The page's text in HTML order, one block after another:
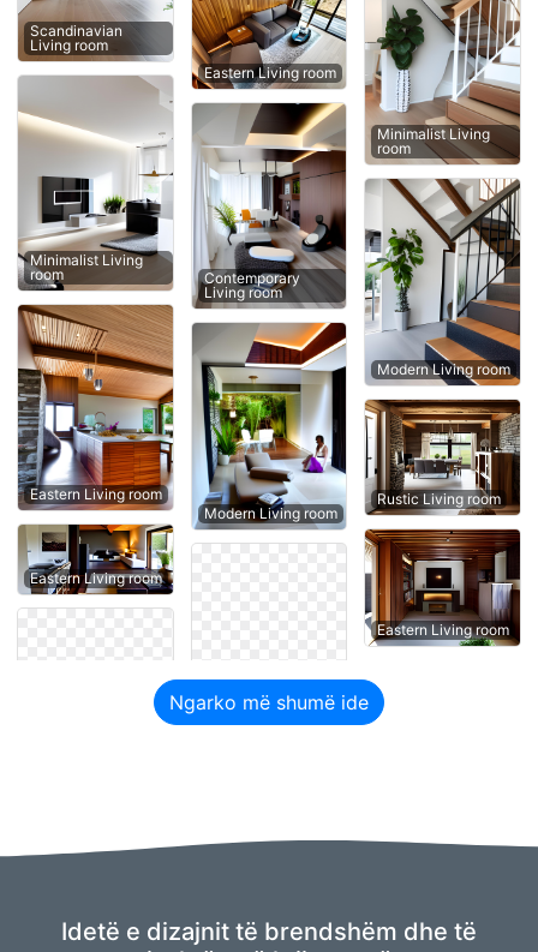
Scandinavian
Living room
Minimalist Living
room
Eastern Living room
Eastern Living room
Eastern Living room
Contemporary
Living room
Modern Living room
Minimalist Living
room
Modern Living room
Rustic Living room
Eastern Living room
Ngarko më shumë ide
Idetë e dizajnit të brendshëm dhe të